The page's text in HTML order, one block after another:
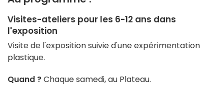
Visites-ateliers pour les 6-12 ans dans
l'exposition
Visite de l'exposition suivie d'une expérimentation
plastique.
Quand ?Chaque samedi, au Plateau.